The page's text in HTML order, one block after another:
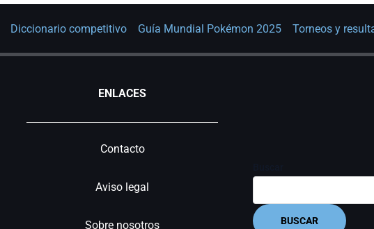
Diccionario competitivo Guía Mundial Pokémon 2025 Torneos y
ENLACES
Contacto
Aviso legal
Sobre nosotros BUSCAR